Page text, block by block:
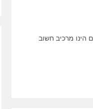
הינו מרכיב חשוב